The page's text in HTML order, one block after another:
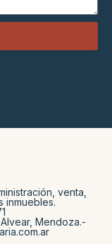
venta,
inmuebles.
Mendoza.-